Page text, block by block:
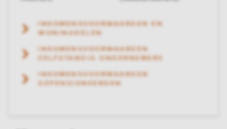
INKOMENSVOORWAARDEN EN
INKOMENSVOORWAARDEN
ZELFSTANDIG ONDERNEMERS
INKOMENSVOORWAARDEN
GEPENSIONEERDEN